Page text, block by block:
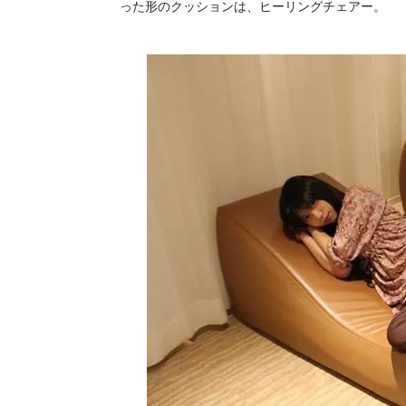
った形のクッションは、ヒーリングチェアー。